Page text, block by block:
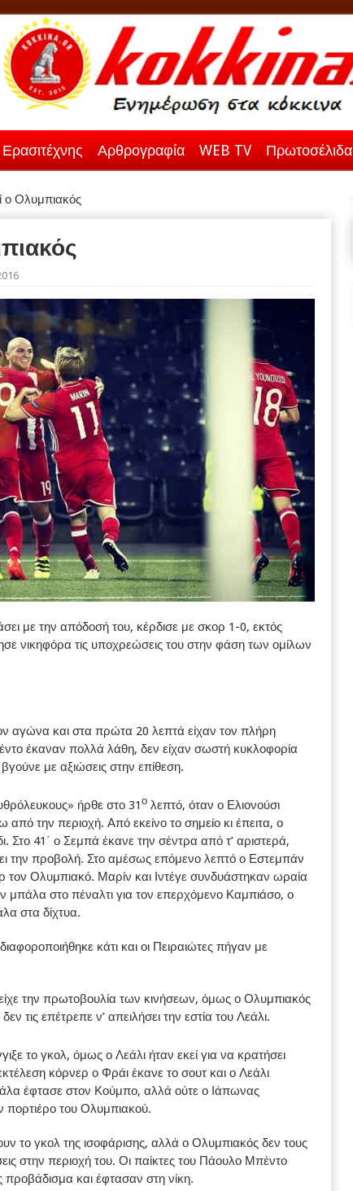
Ερασιτέχνης Αρθρογραφία WEB TV Πρωτοσέλιδα
ο Ολυμπιακός
με την απόδοσή του, κέρδισε με σκορ 1-0, εκτός
νικηφόρα τις υποχρεώσεις του στην φάση των ομίλων
αγώνα και στα πρώτα 20 λεπτά είχαν τον πλήρη
έκαναν πολλά λάθη, δεν είχαν σωστή κυκλοφορία
με αξιώσεις στην επίθεση.
ήρθε στο 31 ολεπτό, όταν ο Ελιονούσι
από την περιοχή. Από εκείνο το σημείο κι έπειτα, ο
Στο 41΄ ο Σεμπά έκανε την σέντρα από τ’ αριστερά,
την προβολή. Στο αμέσως επόμενο λεπτό ο Εστεμπάν
Ολυμπιακό. Μαρίν και Ιντέγε συνδυάστηκαν ωραία
μπάλα στο πέναλτι για τον επερχόμενο Καμπιάσο, ο
στα δίχτυα.
κάτι και οι Πειραιώτες πήγαν με
την πρωτοβουλία των κινήσεων, όμως ο Ολυμπιακός
τις επέτρεπε ν’ απειλήσει την εστία του Λεάλι.
το γκολ, όμως ο Λεάλι ήταν εκεί για να κρατήσει
κόρνερ ο Φράι έκανε το σουτ και ο Λεάλι
έφτασε στον Κούμπο, αλλά ούτε ο Ιάπωνας
πορτιέρο του Ολυμπιακού.
το γκολ της ισοφάρισης, αλλά ο Ολυμπιακός δεν τους
στην περιοχή του. Οι παίκτες του Πάουλο Μπέντο
προβάδισμα και έφτασαν στη νίκη.